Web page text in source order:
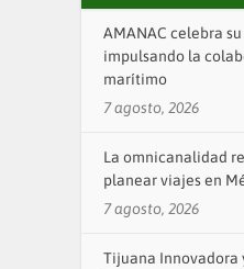
AMANAC celebra
impulsando la
marítimo
7 agosto, 2026
La omnicanalidad
planear viajes en
7 agosto, 2026
Tijuana Innovadora